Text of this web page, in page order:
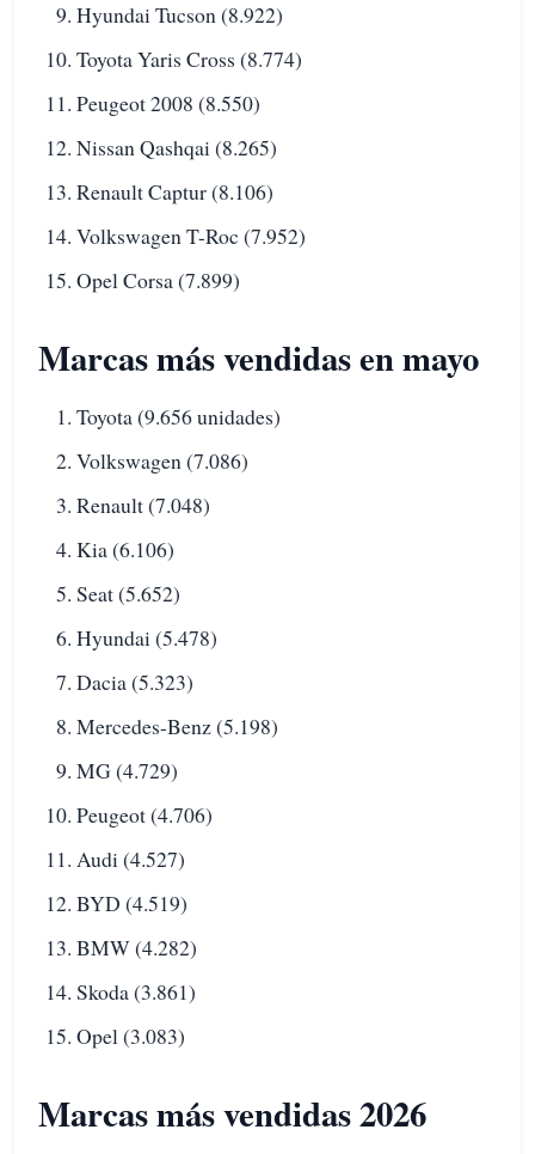
Hyundai Tucson (8.922)
Toyota Yaris Cross (8.774)
Peugeot 2008 (8.550)
Nissan Qashqai (8.265)
Renault Captur (8.106)
Volkswagen T-Roc (7.952)
Opel Corsa (7.899)
Marcas más vendidas en mayo
Toyota (9.656 unidades)
Volkswagen (7.086)
Renault (7.048)
Kia (6.106)
Seat (5.652)
Hyundai (5.478)
Dacia (5.323)
Mercedes-Benz (5.198)
MG (4.729)
Peugeot (4.706)
Audi (4.527)
BYD (4.519)
BMW (4.282)
Skoda (3.861)
Opel (3.083)
Marcas más vendidas 2026